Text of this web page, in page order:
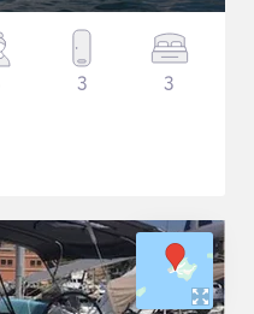
3 3